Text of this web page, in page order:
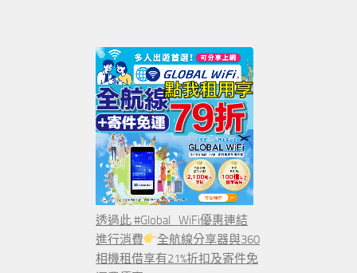
透過此 #Global_WiFi優惠連結
進行消費
全航線分享器與360
相機租借享有21%折扣及寄件免